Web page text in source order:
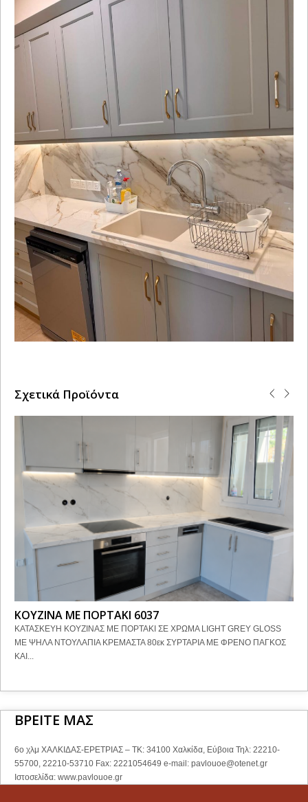
Σχετικά Προϊόντα
ΚΟΥΖΙΝΑ ΜΕ ΠΟΡΤΑΚΙ 6037
ΚΑΤΑΣΚΕΥΗ ΚΟΥΖΙΝΑΣ ΜΕ ΠΟΡΤΑΚΙ ΣΕ ΧΡΩΜΑ LIGHT GREY GLOSS
ΜΕ ΨΗΛΑ ΝΤΟΥΛΑΠΙΑ ΚΡΕΜΑΣΤΑ 80εκ ΣΥΡΤΑΡΙΑ ΜΕ ΦΡΕΝΟ ΠΑΓΚΟΣ
ΚΑΙ...
ΒΡΕΙΤΕ ΜΑΣ
6ο χλμ ΧΑΛΚΙΔΑΣ-ΕΡΕΤΡΙΑΣ – ΤΚ: 34100 Χαλκίδα, Εύβοια Τηλ: 22210-
55700, 22210-53710 Fax: 2221054649 e-mail: pavlouoe@otenet.gr
Ιστοσελίδα: www.pavlouoe.gr